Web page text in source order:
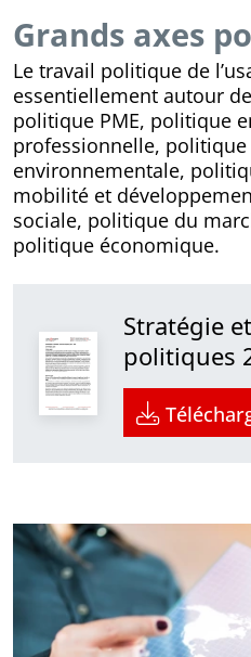
Grands axes
Le travail politique de
essentiellement autour
politique PME, politique
professionnelle,
environnementale,
mobilité et
sociale, politique du
politique économique.
Stratégie
politiques